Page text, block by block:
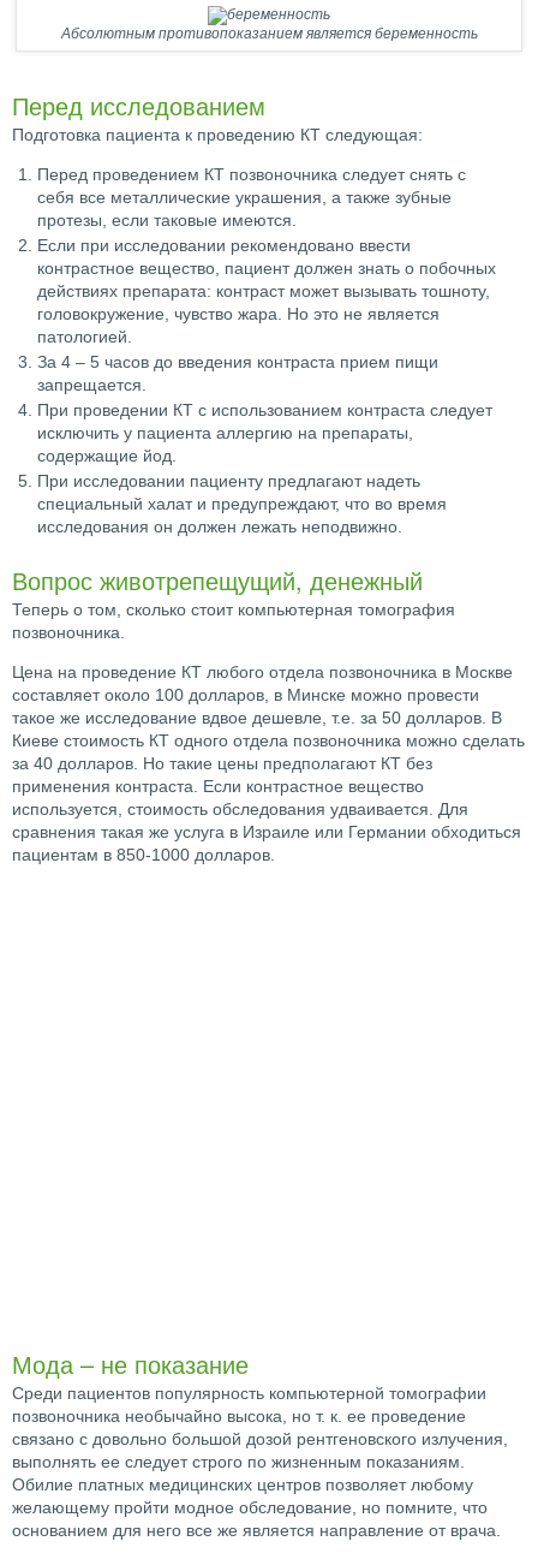
Абсолютным противопоказанием является беременность
Перед исследованием
Подготовка пациента к проведению КТ следующая:
Перед проведением КТ позвоночника следует снять с
себя все металлические украшения, а также зубные
протезы, если таковые имеются.
Если при исследовании рекомендовано ввести
контрастное вещество, пациент должен знать о побочных
действиях препарата: контраст может вызывать тошноту,
головокружение, чувство жара. Но это не является
патологией.
За 4 – 5 часов до введения контраста прием пищи
запрещается.
При проведении КТ с использованием контраста следует
исключить у пациента аллергию на препараты,
содержащие йод.
При исследовании пациенту предлагают надеть
специальный халат и предупреждают, что во время
исследования он должен лежать неподвижно.
Вопрос животрепещущий, денежный
Теперь о том, сколько стоит компьютерная томография
позвоночника.
Цена на проведение КТ любого отдела позвоночника в Москве
составляет около 100 долларов, в Минске можно провести
такое же исследование вдвое дешевле, т.е. за 50 долларов. В
Киеве стоимость КТ одного отдела позвоночника можно сделать
за 40 долларов. Но такие цены предполагают КТ без
применения контраста. Если контрастное вещество
используется, стоимость обследования удваивается. Для
сравнения такая же услуга в Израиле или Германии обходиться
пациентам в 850-1000 долларов.
Мода – не показание
Среди пациентов популярность компьютерной томографии
позвоночника необычайно высока, но т. к. ее проведение
связано с довольно большой дозой рентгеновского излучения,
выполнять ее следует строго по жизненным показаниям.
Обилие платных медицинских центров позволяет любому
желающему пройти модное обследование, но помните, что
основанием для него все же является направление от врача.